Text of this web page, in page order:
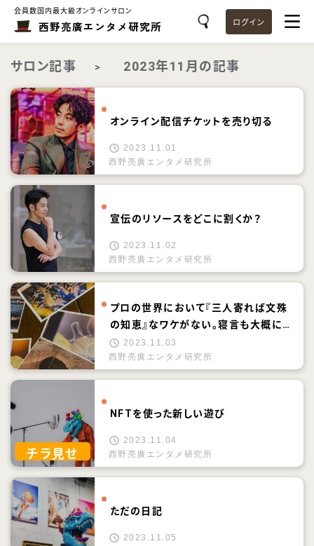
会員数国内最大級オンラインサロン
西野亮廣エンタメ研究所 ログイン
サロン記事 > 2023年11月の記事
オンライン配信チケットを売り切る
2023.11.01
西野亮廣エンタメ研究所
宣伝のリソースをどこに割くか？
2023.11.02
西野亮廣エンタメ研究所
プロの世界において『三人寄れば文殊
の知恵』なワケがない。寝言も大概にし
ろ 2023.11.03
西野亮廣エンタメ研究所
チラ見せ
NFTを使った新しい遊び
2023.11.04
西野亮廣エンタメ研究所
ただの日記
2023.11.05